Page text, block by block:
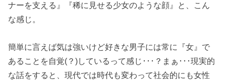
ナーを支える』『稀に見せる少女のような顔』と、こん
な感じ。
簡単に言えば気は強いけど好きな男子には常に『女』で
あることを自覚(？)しているって感じ･･･？まぁ･･･現実的
な話をすると、現代では時代も変わって社会的にも女性